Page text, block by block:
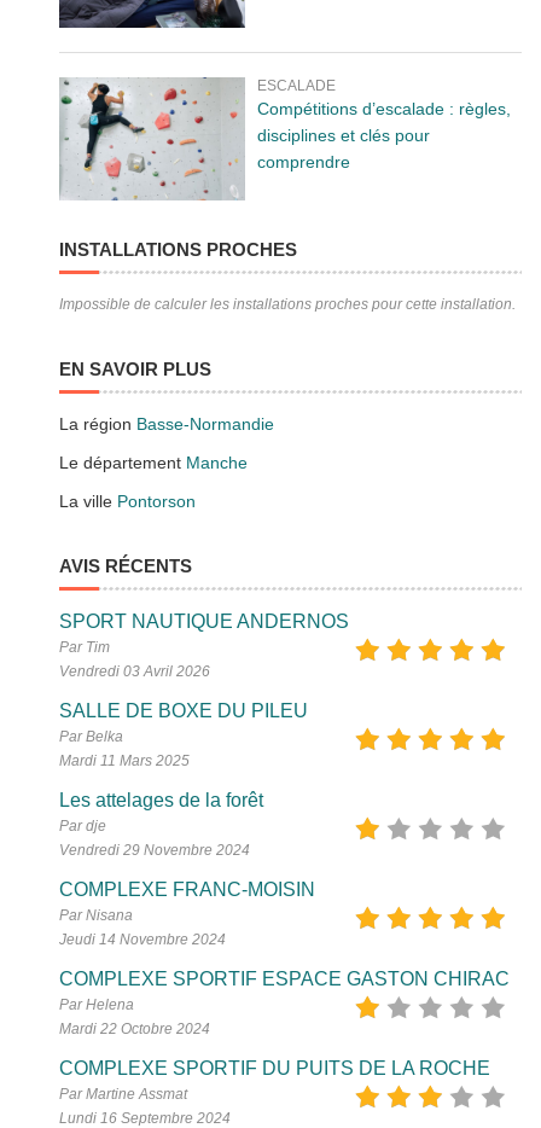
ESCALADE
Compétitions d’escalade : règles,
disciplines et clés pour
comprendre
INSTALLATIONS PROCHES
Impossible de calculer les installations proches pour cette installation.
EN SAVOIR PLUS
La région Basse-Normandie
Le département Manche
La ville Pontorson
AVIS RÉCENTS
SPORT NAUTIQUE ANDERNOS
Par Tim
Vendredi 03 Avril 2026
SALLE DE BOXE DU PILEU
Par Belka
Mardi 11 Mars 2025
Les attelages de la forêt
Par dje
Vendredi 29 Novembre 2024
COMPLEXE FRANC-MOISIN
Par Nisana
Jeudi 14 Novembre 2024
COMPLEXE SPORTIF ESPACE GASTON CHIRAC
Par Helena
Mardi 22 Octobre 2024
COMPLEXE SPORTIF DU PUITS DE LA ROCHE
Par Martine Assmat
Lundi 16 Septembre 2024